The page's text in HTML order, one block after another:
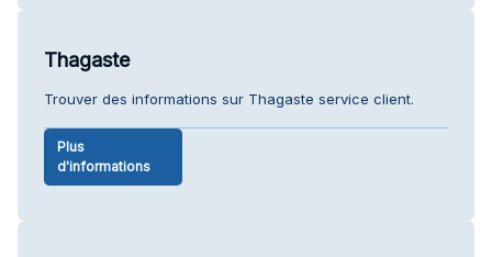
Thagaste
Trouver des informations sur Thagaste service client.
Plus
d'informations